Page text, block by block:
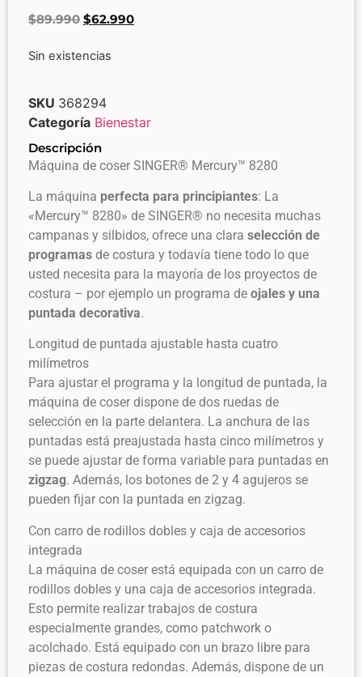
$89.990 $62.990
Sin existencias
SKU 368294
Categoría Bienestar
Descripción
Máquina de coser SINGER® Mercury™ 8280
La máquina perfecta para principiantes: La
«Mercury™ 8280» de SINGER® no necesita muchas
campanas y silbidos, ofrece una clara selección de
programas de costura y todavía tiene todo lo que
usted necesita para la mayoría de los proyectos de
costura – por ejemplo un programa de ojales y una
puntada decorativa.
Longitud de puntada ajustable hasta cuatro
milímetros
Para ajustar el programa y la longitud de puntada, la
máquina de coser dispone de dos ruedas de
selección en la parte delantera. La anchura de las
puntadas está preajustada hasta cinco milímetros y
se puede ajustar de forma variable para puntadas en
zigzag. Además, los botones de 2 y 4 agujeros se
pueden fijar con la puntada en zigzag.
Con carro de rodillos dobles y caja de accesorios
integrada
La máquina de coser está equipada con un carro de
rodillos dobles y una caja de accesorios integrada.
Esto permite realizar trabajos de costura
especialmente grandes, como patchwork o
acolchado. Está equipado con un brazo libre para
piezas de costura redondas. Además, dispone de un